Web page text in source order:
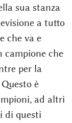
sua stanza
a tutto
che va e
campione che
per la
è
ad altri
di questi